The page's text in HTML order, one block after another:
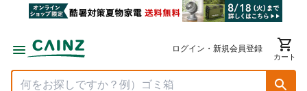
ログイン・新規会員登録
カート